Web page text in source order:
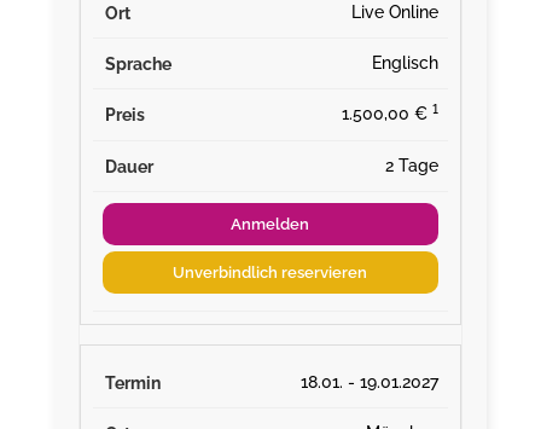
Live Online
Englisch
1.500,00 € ¹
2 Tage
Anmelden
Unverbindlich reservieren
18.01. - 19.01.2027